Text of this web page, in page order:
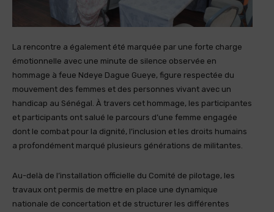
La rencontre a également été marquée par une forte charge
émotionnelle avec une minute de silence observée en
hommage à feue Ndeye Dague Gueye, figure respectée du
mouvement des femmes et des personnes vivant avec un
handicap au Sénégal. À travers cet hommage, les participantes
et participants ont salué le parcours d’une femme engagée
dont le combat pour la dignité, l’inclusion et les droits humains
a profondément marqué plusieurs générations de militantes.
Au-delà de l’installation officielle du Comité de pilotage, les
travaux ont permis de mettre en place une dynamique
nationale de concertation et de structurer les différentes